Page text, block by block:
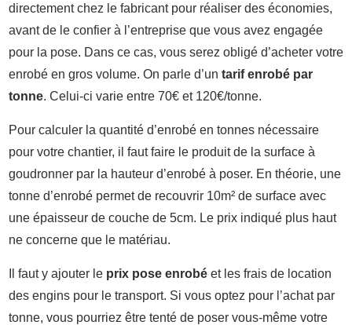
directement chez le fabricant pour réaliser des économies,
avant de le confier à l’entreprise que vous avez engagée
pour la pose. Dans ce cas, vous serez obligé d’acheter votre
enrobé en gros volume. On parle d’un tarif enrobé par
tonne. Celui-ci varie entre 70€ et 120€/tonne.
Pour calculer la quantité d’enrobé en tonnes nécessaire
pour votre chantier, il faut faire le produit de la surface à
goudronner par la hauteur d’enrobé à poser. En théorie, une
tonne d’enrobé permet de recouvrir 10m² de surface avec
une épaisseur de couche de 5cm. Le prix indiqué plus haut
ne concerne que le matériau.
Il faut y ajouter le prix pose enrobé et les frais de location
des engins pour le transport. Si vous optez pour l’achat par
tonne, vous pourriez être tenté de poser vous-même votre